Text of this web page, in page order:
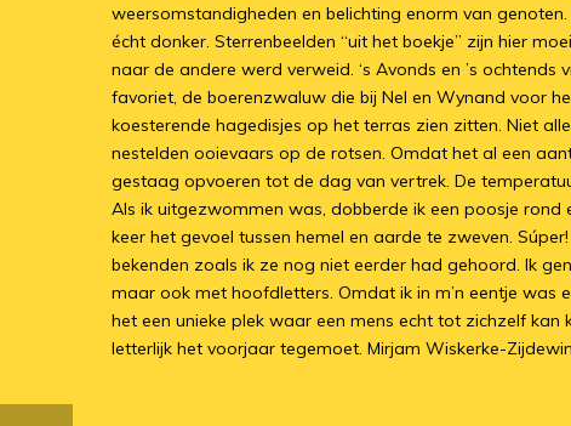
weersomstandigheden en belichting enorm van
écht donker. Sterrenbeelden “uit het boekje” zijn hier
naar de andere werd verweid. ‘s Avonds en ’s
favoriet, de boerenzwaluw die bij Nel en Wynand voor
koesterende hagedisjes op het terras zien zitten. Niet
nestelden ooievaars op de rotsen. Omdat het al een
gestaag opvoeren tot de dag van vertrek. De
Als ik uitgezwommen was, dobberde ik een poosje
keer het gevoel tussen hemel en aarde te zweven.
bekenden zoals ik ze nog niet eerder had gehoord. Ik
maar ook met hoofdletters. Omdat ik in m’n eentje was
het een unieke plek waar een mens echt tot zichzelf
letterlijk het voorjaar tegemoet. Mirjam Wiskerke-